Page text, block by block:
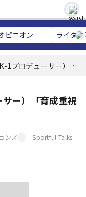
ピニオン ライタ
プロデューサー）
ー）「育成重視
ンズ Sportful Talks